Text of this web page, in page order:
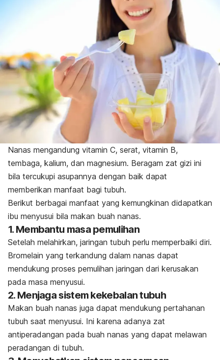
Nanas mengandung vitamin C, serat, vitamin B,
tembaga, kalium, dan magnesium. Beragam zat gizi ini
bila tercukupi asupannya dengan baik dapat
memberikan manfaat bagi tubuh.
Berikut berbagai manfaat yang kemungkinan didapatkan
ibu menyusui bila makan buah nanas.
1. Membantu masa pemulihan
Setelah melahirkan, jaringan tubuh perlu memperbaiki diri.
Bromelain yang terkandung dalam nanas dapat
mendukung proses pemulihan jaringan dari kerusakan
pada masa menyusui.
2. Menjaga sistem kekebalan tubuh
Makan buah nanas juga dapat mendukung pertahanan
tubuh saat menyusui. Ini karena adanya zat
antiperadangan pada buah nanas yang dapat melawan
peradangan di tubuh.